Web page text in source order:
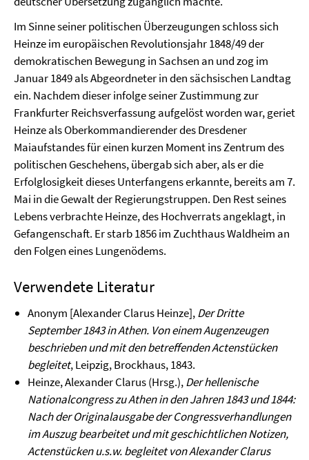
Im Sinne seiner politischen Überzeugungen schloss sich
Heinze im europäischen Revolutionsjahr 1848/49 der
demokratischen Bewegung in Sachsen an und zog im
Januar 1849 als Abgeordneter in den sächsischen Landtag
ein. Nachdem dieser infolge seiner Zustimmung zur
Frankfurter Reichsverfassung aufgelöst worden war, geriet
Heinze als Oberkommandierender des Dresdener
Maiaufstandes für einen kurzen Moment ins Zentrum des
politischen Geschehens, übergab sich aber, als er die
Erfolglosigkeit dieses Unterfangens erkannte, bereits am 7.
Mai in die Gewalt der Regierungstruppen. Den Rest seines
Lebens verbrachte Heinze, des Hochverrats angeklagt, in
Gefangenschaft. Er starb 1856 im Zuchthaus Waldheim an
den Folgen eines Lungenödems.
Verwendete Literatur
Anonym [Alexander Clarus Heinze],Der Dritte
September 1843 in Athen. Von einem Augenzeugen
beschrieben und mit den betreffenden Actenstücken
begleitet, Leipzig, Brockhaus, 1843.
Heinze, Alexander Clarus (Hrsg.),Der hellenische
Nationalcongress zu Athen in den Jahren 1843 und 1844:
Nach der Originalausgabe der Congressverhandlungen
im Auszug bearbeitet und mit geschichtlichen Notizen,
Actenstücken u.s.w. begleitet von Alexander Clarus